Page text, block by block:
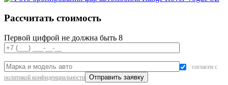
Рассчитать стоимость
Первой цифрой не должна быть 8
согласен с
политикой конфиденциальности